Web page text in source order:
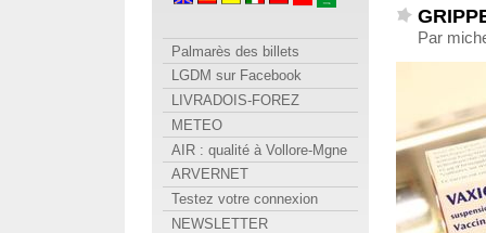
Par
Palmarès des billets
LGDM sur Facebook
LIVRADOIS-FOREZ
METEO
AIR : qualité à Vollore-Mgne
ARVERNET
Testez votre connexion
NEWSLETTER